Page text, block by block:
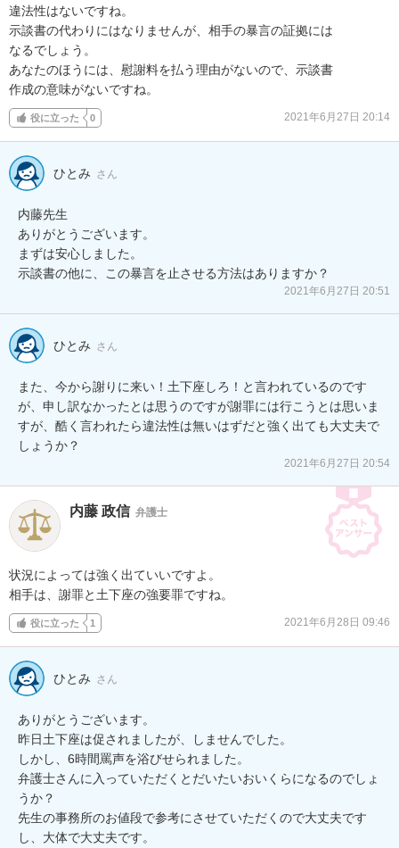
違法性はないですね。
示談書の代わりにはなりませんが、相手の暴言の証拠には
なるでしょう。
あなたのほうには、慰謝料を払う理由がないので、示談書
作成の意味がないですね。
役に立った 0 2021年6月27日 20:14
ひとみ さん
内藤先生
ありがとうございます。
まずは安心しました。
示談書の他に、この暴言を止させる方法はありますか？
2021年6月27日 20:51
ひとみ さん
また、今から謝りに来い！土下座しろ！と言われているのです
が、申し訳なかったとは思うのですが謝罪には行こうとは思いま
すが、酷く言われたら違法性は無いはずだと強く出ても大丈夫で
しょうか？
2021年6月27日 20:54
内藤 政信 弁護士
状況によっては強く出ていいですよ。
相手は、謝罪と土下座の強要罪ですね。
役に立った 1 2021年6月28日 09:46
ひとみ さん
ありがとうございます。
昨日土下座は促されましたが、しませんでした。
しかし、6時間罵声を浴びせられました。
弁護士さんに入っていただくとだいたいおいくらになるのでしょ
うか？
先生の事務所のお値段で参考にさせていただくので大丈夫です
し、大体で大丈夫です。